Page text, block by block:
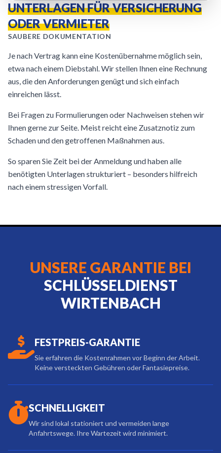
UNTERLAGEN FÜR VERSICHERUNG
ODER VERMIETER
SAUBERE DOKUMENTATION
Je nach Vertrag kann eine Kostenübernahme möglich sein,
etwa nach einem Diebstahl. Wir stellen Ihnen eine Rechnung
aus, die den Anforderungen genügt und sich einfach
einreichen lässt.
Bei Fragen zu Formulierungen oder Nachweisen stehen wir
Ihnen gerne zur Seite. Meist reicht eine Zusatznotiz zum
Schaden und den getroffenen Maßnahmen aus.
So sparen Sie Zeit bei der Anmeldung und haben alle
benötigten Unterlagen strukturiert – besonders hilfreich
nach einem stressigen Vorfall.
UNSERE GARANTIE BEI
SCHLÜSSELDIENST
WIRTENBACH
FESTPREIS-GARANTIE
Sie erfahren die Kostenrahmen vor Beginn der Arbeit.
Keine versteckten Gebühren oder Fantasiepreise.
SCHNELLIGKEIT
Wir sind lokal stationiert und vermeiden lange
Anfahrtswege. Ihre Wartezeit wird minimiert.